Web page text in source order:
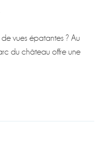
vues épatantes ? Au
du château offre une